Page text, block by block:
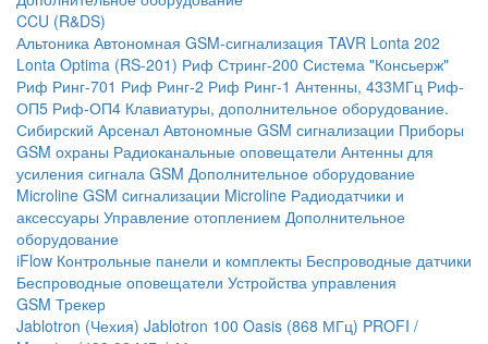
CCU (R&DS)
Альтоника Автономная GSM-сигнализация TAVR Lonta 202
Lonta Optima (RS-201) Риф Стринг-200 Система "Консьерж"
Риф Ринг-701 Риф Ринг-2 Риф Ринг-1 Антенны, 433МГц Риф-
ОП5 Риф-ОП4 Клавиатуры, дополнительное оборудование.
Сибирский Арсенал Автономные GSM сигнализации Приборы
GSM охраны Радиоканальные оповещатели Антенны для
усиления сигнала GSM Дополнительное оборудование
Microline GSM cигнализации Microline Радиодатчики и
аксессуары Управление отоплением Дополнительное
оборудование
iFlow Контрольные панели и комплекты Беспроводные датчики
Беспроводные оповещатели Устройства управления
GSM Трекер
Jablotron (Чехия) Jablotron 100 Oasis (868 МГц) PROFI /